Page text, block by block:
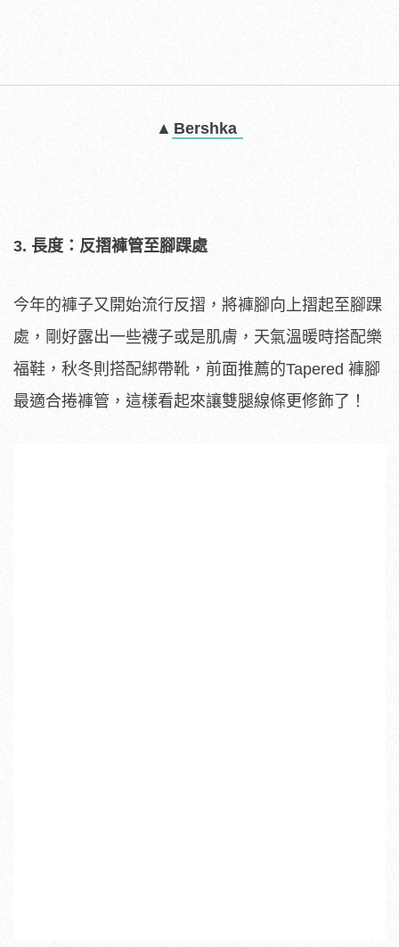
▲ Bershka
3. 長度：反摺褲管至腳踝處
今年的褲子又開始流行反摺，將褲腳向上摺起至腳踝
處，剛好露出一些襪子或是肌膚，天氣溫暖時搭配樂
福鞋，秋冬則搭配綁帶靴，前面推薦的Tapered 褲腳
最適合捲褲管，這樣看起來讓雙腿線條更修飾了！